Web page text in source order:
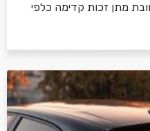
מתן זכות קדימה כלפי